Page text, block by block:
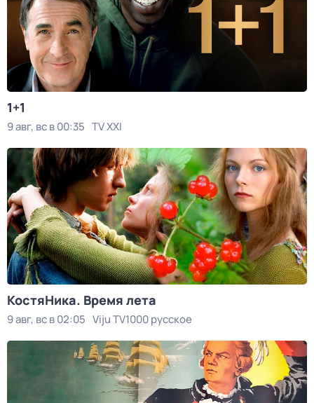
1+1
9 авг, вс в 00:35 TV XXI
КостяНика. Время лета
9 авг, вс в 02:05 Viju TV1000 русское